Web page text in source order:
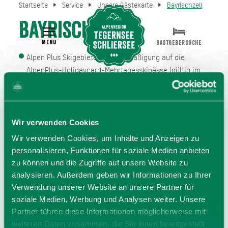
Wir verwenden Cookies
Wir verwenden Cookies, um Inhalte und Anzeigen zu
personalisieren, Funktionen für soziale Medien anbieten
zu können und die Zugriffe auf unsere Website zu
analysieren. Außerdem geben wir Informationen zu Ihrer
Verwendung unserer Website an unsere Partner für
soziale Medien, Werbung und Analysen weiter. Unsere
Partner führen diese Informationen möglicherweise mit
weiteren Daten zusammen, die Sie ihnen bereitgestellt
Startseite Service Unsere Gästekarte Bayrischzell
Bayrischzell
Alpen Plus Skigebiete - 10% Ermäßigung auf die
AlpenPlus-Holidaycard-Mehrtagesskipässe (gültig im
Skiparadies Sudelfeld, Spitzingsee-Tegernsee (inkl.
beleuchteter Rodelbahn) & Wendelstein)
Winter-Erlebnispark Tannerfeld - 2€ Ermäßigung auf
die Tageskarte, 1€ Ermäßigung auf die Halbtageskarte
SportAlm Bayrischzell - 2€ Ermäßigung auf den Verleih
von E-Bikes/Tag, 10% Ermäßigung auf den Skiverleih
Tennisclub Bayrischzell - 2€ Ermäßigung auf die
Platzgebühr
MENU GASTGEBERSUCHE